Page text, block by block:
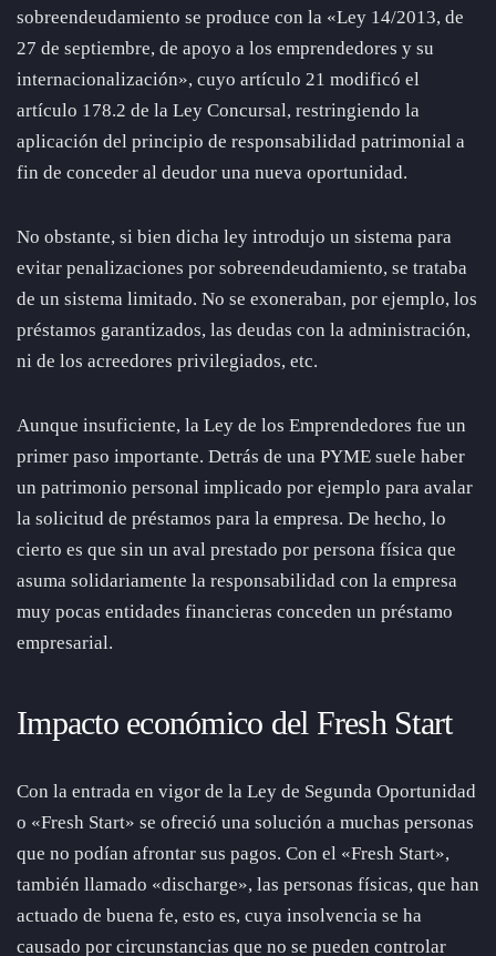
sobreendeudamiento se produce con la «Ley 14/2013, de
27 de septiembre, de apoyo a los emprendedores y su
internacionalización», cuyo artículo 21 modificó el
artículo 178.2 de la Ley Concursal, restringiendo la
aplicación del principio de responsabilidad patrimonial a
fin de conceder al deudor una nueva oportunidad.
No obstante, si bien dicha ley introdujo un sistema para
evitar penalizaciones por sobreendeudamiento, se trataba
de un sistema limitado. No se exoneraban, por ejemplo, los
préstamos garantizados, las deudas con la administración,
ni de los acreedores privilegiados, etc.
Aunque insuficiente, la Ley de los Emprendedores fue un
primer paso importante. Detrás de una PYME suele haber
un patrimonio personal implicado por ejemplo para avalar
la solicitud de préstamos para la empresa. De hecho, lo
cierto es que sin un aval prestado por persona física que
asuma solidariamente la responsabilidad con la empresa
muy pocas entidades financieras conceden un préstamo
empresarial.
Impacto económico del Fresh Start
Con la entrada en vigor de la Ley de Segunda Oportunidad
o «Fresh Start» se ofreció una solución a muchas personas
que no podían afrontar sus pagos. Con el «Fresh Start»,
también llamado «discharge», las personas físicas, que han
actuado de buena fe, esto es, cuya insolvencia se ha
causado por circunstancias que no se pueden controlar